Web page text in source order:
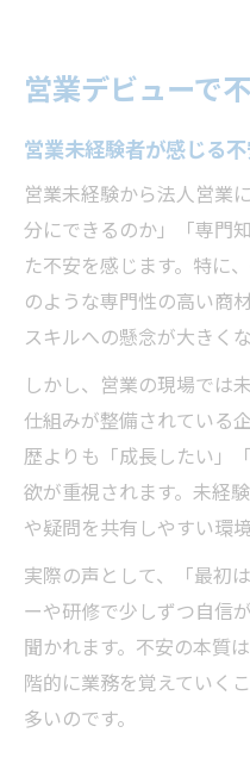
営業デビューで
営業未経験者が感じる
営業未経験から法人営業
分にできるのか」「専門
た不安を感じます。特に
のような専門性の高い商
スキルへの懸念が大きく
しかし、営業の現場では
仕組みが整備されている
歴よりも「成長したい」
欲が重視されます。未経
や疑問を共有しやすい環
実際の声として、「最初
ーや研修で少しずつ自信
聞かれます。不安の本質
階的に業務を覚えていく
多いのです。